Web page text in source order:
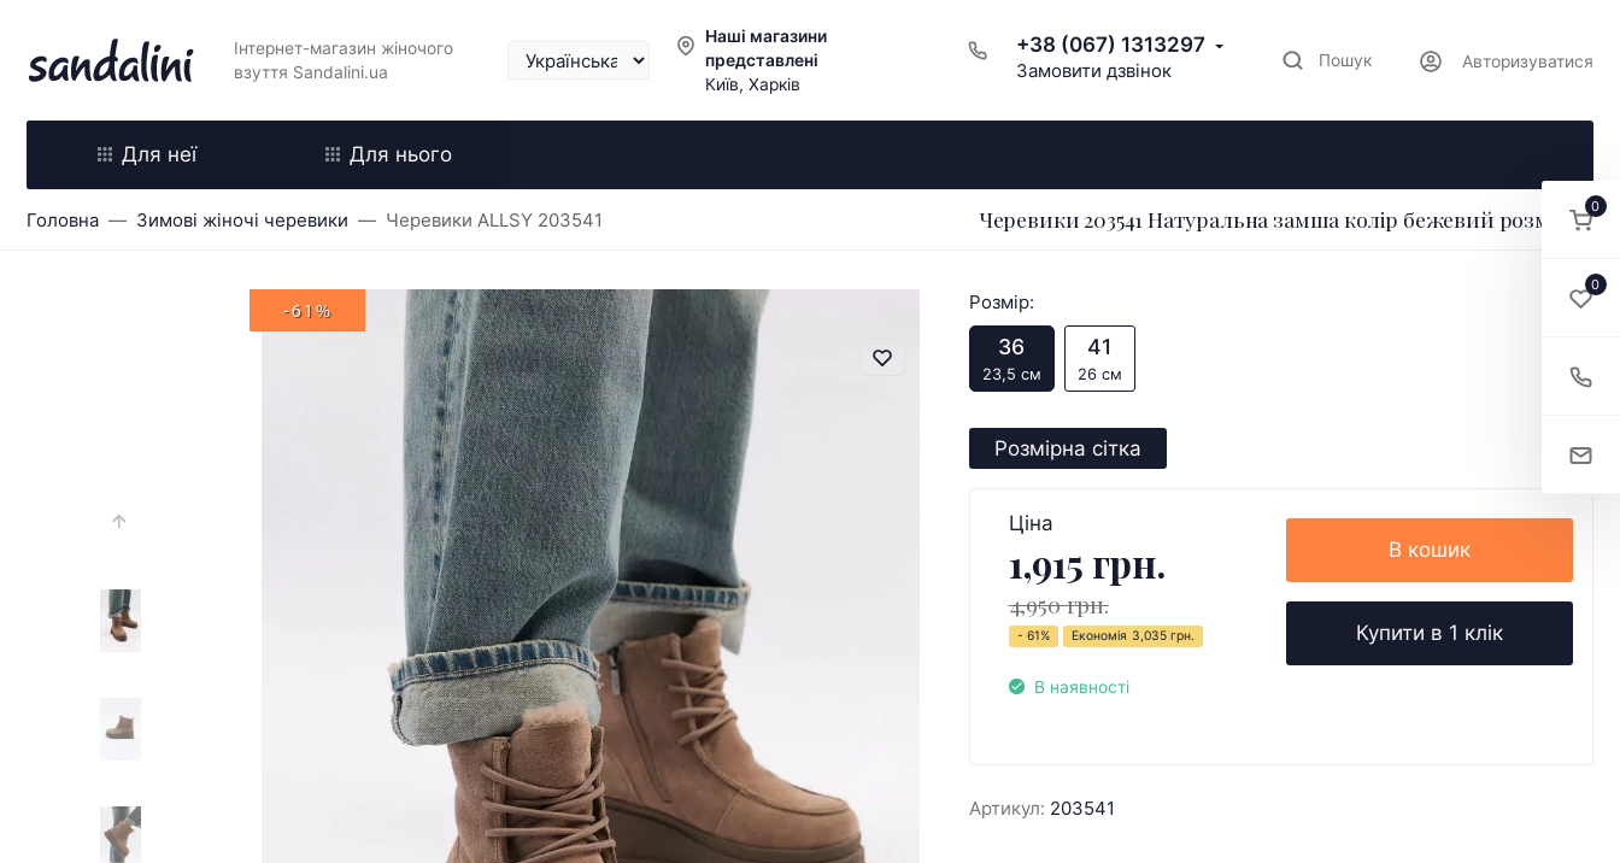
Інтернет-магазин жіночого
взуття Sandalini.ua
Наші магазини
представлені
Київ, Харків
+38 (067) 1313297
Замовити дзвінок Пошук Авторизуватися
Для неї Для нього
Головна Зимові жіночі черевики Черевики ALLSY 203541 Черевики 203541 Натуральна замша колір бежевий розмір 36
-61% Розмір:
36
23,5 см
41
26 см
Розмірна сітка
Ціна
1,915 грн.
4,950 грн.
- 61% Економія 3,035 грн.
В наявності
В кошик
Купити в 1 клік
Артикул: 203541
0
0